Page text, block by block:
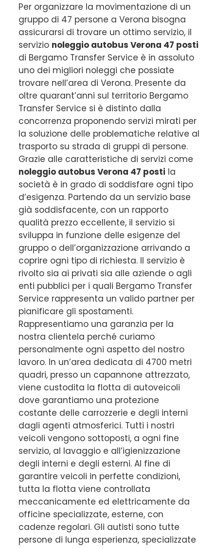
Per organizzare la movimentazione di un
gruppo di 47 persone a Verona bisogna
assicurarsi di trovare un ottimo servizio, il
servizio noleggio autobus Verona 47 posti
di Bergamo Transfer Service è in assoluto
uno dei migliori noleggi che possiate
trovare nell’area di Verona. Presente da
oltre quarant’anni sul territorio Bergamo
Transfer Service si è distinto dalla
concorrenza proponendo servizi mirati per
la soluzione delle problematiche relative al
trasporto su strada di gruppi di persone.
Grazie alle caratteristiche di servizi come
noleggio autobus Verona 47 posti la
società è in grado di soddisfare ogni tipo
d’esigenza. Partendo da un servizio base
già soddisfacente, con un rapporto
qualità prezzo eccellente, il servizio si
sviluppa in funzione delle esigenze del
gruppo o dell’organizzazione arrivando a
coprire ogni tipo di richiesta. Il servizio è
rivolto sia ai privati sia alle aziende o agli
enti pubblici per i quali Bergamo Transfer
Service rappresenta un valido partner per
pianificare gli spostamenti.
Rappresentiamo una garanzia per la
nostra clientela perché curiamo
personalmente ogni aspetto del nostro
lavoro. In un’area dedicata di 4700 metri
quadri, presso un capannone attrezzato,
viene custodita la flotta di autoveicoli
dove garantiamo una protezione
costante delle carrozzerie e degli interni
dagli agenti atmosferici. Tutti i nostri
veicoli vengono sottoposti, a ogni fine
servizio, al lavaggio e all’igienizzazione
degli interni e degli esterni. Al fine di
garantire veicoli in perfette condizioni,
tutta la flotta viene controllata
meccanicamente ed elettricamente da
officine specializzate, esterne, con
cadenze regolari. Gli autisti sono tutte
persone di lunga esperienza, specializzate